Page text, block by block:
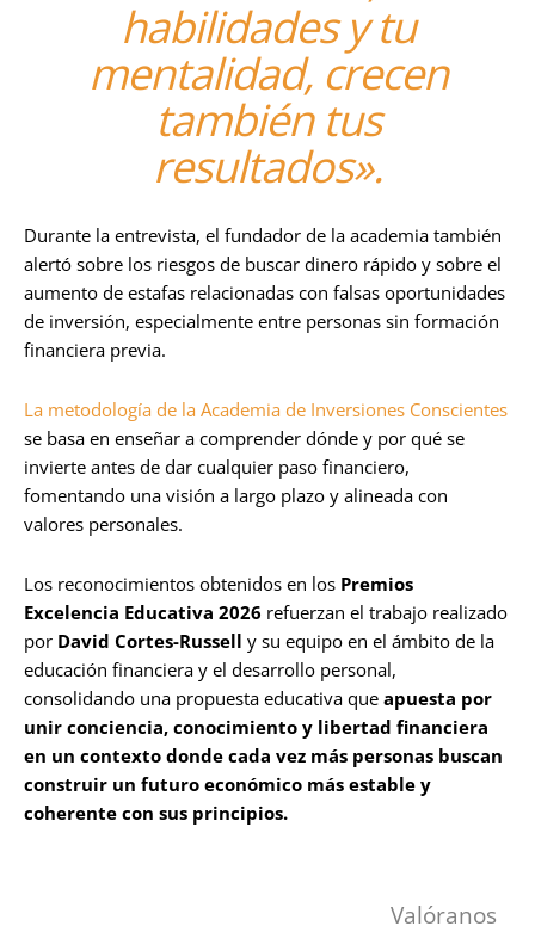
habilidades y tu
mentalidad, crecen
también tus
resultados».
Durante la entrevista, el fundador de la academia también
alertó sobre los riesgos de buscar dinero rápido y sobre el
aumento de estafas relacionadas con falsas oportunidades
de inversión, especialmente entre personas sin formación
financiera previa.
La metodología de la Academia de Inversiones Conscientes
se basa en enseñar a comprender dónde y por qué se
invierte antes de dar cualquier paso financiero,
fomentando una visión a largo plazo y alineada con
valores personales.
Los reconocimientos obtenidos en los Premios
Excelencia Educativa 2026 refuerzan el trabajo realizado
por David Cortes-Russell y su equipo en el ámbito de la
educación financiera y el desarrollo personal,
consolidando una propuesta educativa que apuesta por
unir conciencia, conocimiento y libertad financiera
en un contexto donde cada vez más personas buscan
construir un futuro económico más estable y
coherente con sus principios.
Valóranos